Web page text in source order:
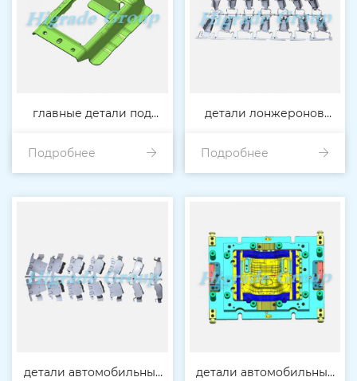
главные детали под
автомобилем
Подробнее
детали лонжеронов
приборных панелей для
Подробнее
детали автомобильных детали автомобильных